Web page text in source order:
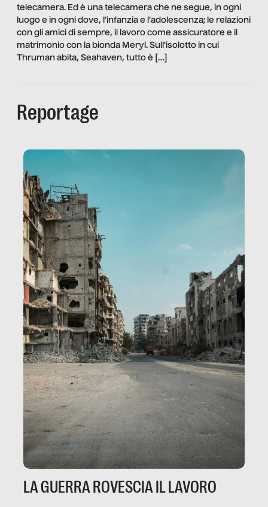
telecamera. Ed è una telecamera che ne segue, in ogni
luogo e in ogni dove, l’infanzia e l’adolescenza; le relazioni
con gli amici di sempre, il lavoro come assicuratore e il
matrimonio con la bionda Meryl. Sull’isolotto in cui
Thruman abita, Seahaven, tutto è […]
Reportage
LA GUERRA ROVESCIA IL LAVORO